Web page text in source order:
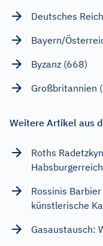
Deutsches
Bayern/
Byzanz (668)
Großbritannien
Weitere Artikel aus
Roths
Habsburgerreich
Rossinis
künstlerische
Gasaustausch: